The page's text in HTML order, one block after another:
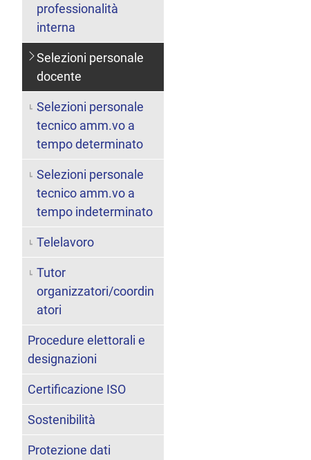
professionalità
interna
Selezioni personale
docente
Selezioni personale
tecnico amm.vo a
tempo determinato
Selezioni personale
tecnico amm.vo a
tempo indeterminato
Telelavoro
Tutor
organizzatori/coordin
atori
Procedure elettorali e
designazioni
Certificazione ISO
Sostenibilità
Protezione dati